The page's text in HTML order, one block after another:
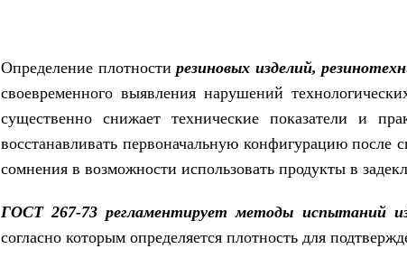
Определение плотности резиновых изделий,
своевременного выявления нарушений
существенно снижает технические показатели и
восстанавливать первоначальную конфигурацию после
сомнения в возможности использовать продукты в
ГОСТ 267-73 регламентирует методы испытаний
согласно которым определяется плотность для